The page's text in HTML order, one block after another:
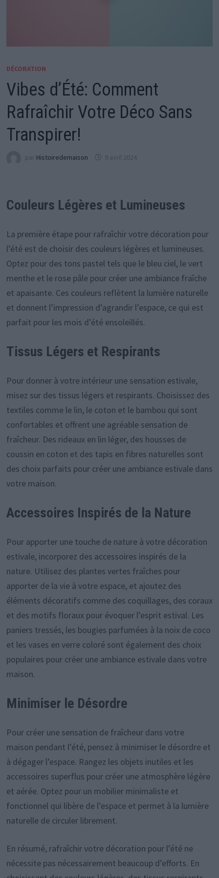
DÉCORATION
Vibes d’Été: Comment
Rafraîchir Votre Déco Sans
Transpirer!
par Histoiredemaison 9 avril 2024
Couleurs Légères et Lumineuses
La première étape pour rafraîchir votre décoration pour
l’été est de choisir des couleurs légères et lumineuses.
Optez pour des tons pastel tels que le bleu ciel, le vert
menthe et le rose pâle pour créer une ambiance fraîche
et apaisante. Ces couleurs reflètent la lumière naturelle
et donnent l’impression d’agrandir l’espace, ce qui est
parfait pour les mois d’été ensoleillés.
Tissus Légers et Respirants
Pour donner à votre intérieur une sensation estivale,
misez sur des tissus légers et respirants. Choisissez des
textiles comme le lin, le coton et le bambou qui sont
confortables et offrent une agréable sensation de
fraîcheur. Des rideaux en lin léger, des housses de
coussin en coton et des tapis en fibres naturelles sont
des choix parfaits pour créer une ambiance estivale dans
votre maison.
Accessoires Inspirés de la Nature
Pour apporter une touche de nature à votre décoration
estivale, incorporez des accessoires inspirés de la
nature. Utilisez des plantes vertes fraîches pour
apporter de la vie à votre espace, et ajoutez des
éléments décoratifs comme des coquillages, des coraux
et des motifs floraux pour évoquer l’esprit estival. Les
paniers tressés, les bougies parfumées à la noix de coco
et les vases en verre coloré sont également des choix
populaires pour créer une ambiance estivale dans votre
maison.
Minimiser le Désordre
Pour créer une sensation de fraîcheur dans votre
maison pendant l’été, pensez à minimiser le désordre et
à dégager l’espace. Rangez les objets inutiles et les
accessoires superflus pour créer une atmosphère légère
et aérée. Optez pour un mobilier minimaliste et
fonctionnel qui libère de l’espace et permet à la lumière
naturelle de circuler librement.
En résumé, rafraîchir votre décoration pour l’été ne
nécessite pas nécessairement beaucoup d’efforts. En